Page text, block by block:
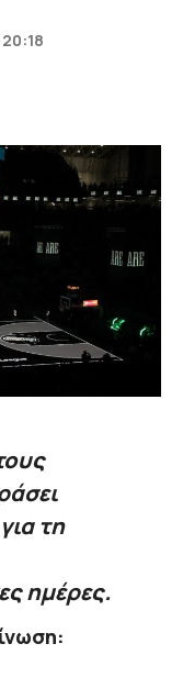
τη
ημέρες.